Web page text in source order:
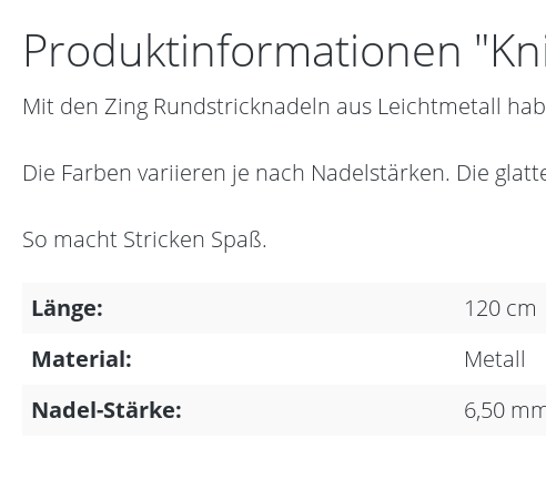
Produktinformationen
Mit den Zing Rundstricknadeln aus Leichtmetall
Die Farben variieren je nach Nadelstärken. Die
So macht Stricken Spaß.
Länge:
120 cm
Material:
Metall
Nadel-Stärke:
6,50